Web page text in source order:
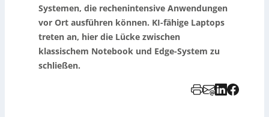
Systemen, die rechenintensive Anwendungen
vor Ort ausführen können. KI-fähige Laptops
treten an, hier die Lücke zwischen
klassischem Notebook und Edge-System zu
schließen.